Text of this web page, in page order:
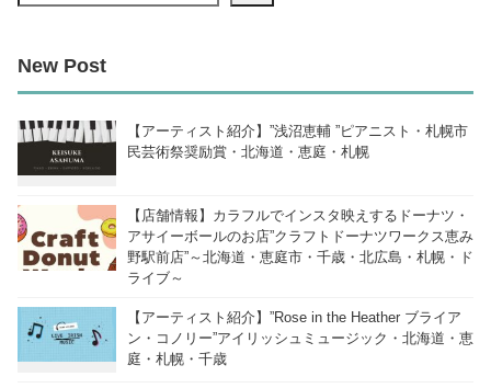
New Post
【アーティスト紹介】”浅沼恵輔 ”ピアニスト・札幌市
民芸術祭奨励賞・北海道・恵庭・札幌
【店舗情報】カラフルでインスタ映えするドーナツ・
アサイーボールのお店”クラフトドーナツワークス恵み
野駅前店”～北海道・恵庭市・千歳・北広島・札幌・ド
ライブ～
【アーティスト紹介】”Rose in the Heather ブライア
ン・コノリー”アイリッシュミュージック・北海道・恵
庭・札幌・千歳